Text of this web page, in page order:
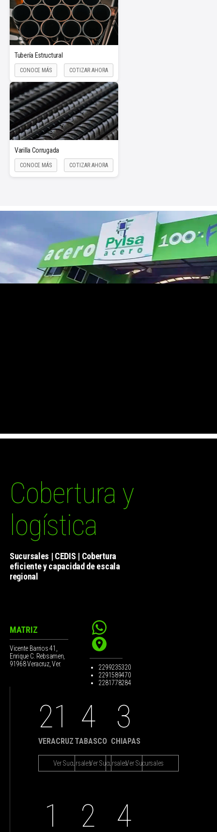
Tubería Estructural
CONOCE MÁS COTIZAR AHORA
Varilla Corrugada
CONOCE MÁS COTIZAR AHORA
Cobertura y
logística
Sucursales | CEDIS | Cobertura
eficiente y capacidad de escala
regional
MATRIZ
Vicente Barrios 41,
Enrique C. Rebsamen,
91968 Veracruz, Ver.
2299235320
2291589470
2281778284
21
VERACRUZ
Ver Sucursales
4
TABASCO
Ver Sucursales
3
CHIAPAS
Ver Sucursales
1 2 4